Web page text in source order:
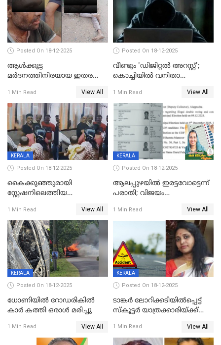
Posted On 18-12-2025
ആൾക്കൂട്ട
മർദനത്തിനിരയായ ഇതര
നടുക്കുന്ന സംഭവം
വാളയാറിൽ
1 Min Read View All
Posted On 18-12-2025
വീണ്ടും 'ഡിജിറ്റല്‍ അറസ്റ്റ്';
കൊച്ചിയില്‍ വനിതാ
കോടി രൂപ
1 Min Read View All
KERALA
Posted On 18-12-2025
കൈക്കുഞ്ഞുമായി
സ്റ്റേഷനിലെത്തിയ
കരണത്തടിച്ചു; CC ടിവി
ദൃശ്യങ്ങൾ പുറത്ത്
1 Min Read View All
KERALA
Posted On 18-12-2025
ആലപ്പുഴയിൽ ഇരട്ടവോട്ടെന്ന്
പരാതി; വിജയം
വാർഡിലെ എൽഡിഎഫ്
സ്ഥാനാർത്ഥി
1 Min Read View All
KERALA
Posted On 18-12-2025
ധോണിയിൽ റോഡരികിൽ
കാർ കത്തി ഒരാൾ മരിച്ചു
1 Min Read View All
KERALA
Posted On 18-12-2025
ടാങ്കർ ലോറിക്കടിയിൽപ്പെട്ട്
സ്കൂട്ടർ യാത്രക്കാരിയ്ക്ക്
കണ്ടോത്ത് ദേശീയ പാതയിൽ
1 Min Read View All